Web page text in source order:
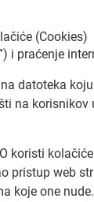
(Cookies)
i praćenje
datoteka
na korisnikov
koristi
pristup web
koje one